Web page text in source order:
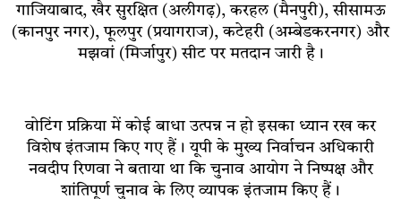
गाजियाबाद, खैर सुरक्षित (अलीगढ़), करहल (मैनपुरी), सीसामऊ
(कानपुर नगर), फूलपुर (प्रयागराज), कटेहरी (अम्बेडकरनगर) और
मझवां (मिर्जापुर) सीट पर मतदान जारी है।
वोटिंग प्रक्रिया में कोई बाधा उत्पन्न न हो इसका ध्यान रख कर
विशेष इंतजाम किए गए हैं। यूपी के मुख्य निर्वाचन अधिकारी
नवदीप रिणवा ने बताया था कि चुनाव आयोग ने निष्पक्ष और
शांतिपूर्ण चुनाव के लिए व्यापक इंतजाम किए हैं।